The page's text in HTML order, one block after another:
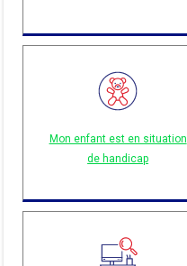
Mon enfant est en situation
de handicap